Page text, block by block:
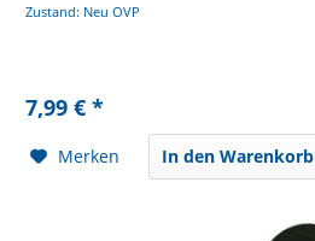
Zustand: Neu OVP
7,99 € *
Merken In den Warenkorb